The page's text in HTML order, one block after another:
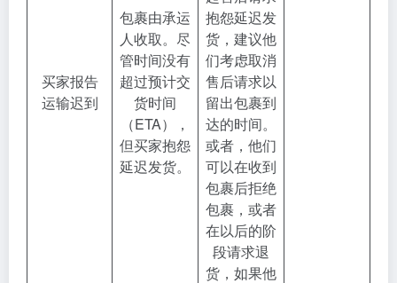
买家报告
运输迟到
包裹由承运
人收取。尽
管时间没有
超过预计交
货时间
（ETA），
但买家抱怨
延迟发货。
抱怨延迟发
货，建议他
们考虑取消
售后请求以
留出包裹到
达的时间。
或者，他们
可以在收到
包裹后拒绝
包裹，或者
在以后的阶
段请求退
货，如果他